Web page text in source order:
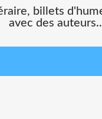
billets
avec des